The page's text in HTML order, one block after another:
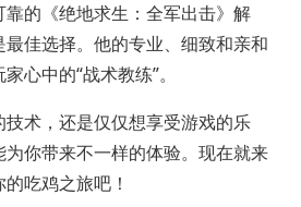
的《绝地求生：全军出击》解
佳选择。他的专业、细致和亲和
心中的“战术教练”。
术，还是仅仅想享受游戏的乐
你带来不一样的体验。现在就来
吃鸡之旅吧！